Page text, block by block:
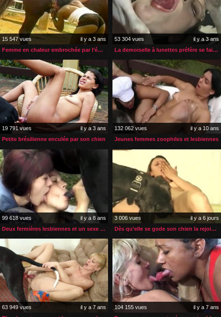
15 547 vues
il y a 3 ans
Femme en chaleur embrochée par l’énorme bite de son cheval
53 304 vues
il y a 3 ans
La demoiselle à lunettes préfère se faire prendre par son chien
19 791 vues
il y a 3 ans
Petite brésilienne enculée par son chien
132 062 vues
il y a 10 ans
Jeunes femmes zoophiles et lesbiennes
99 618 vues
il y a 8 ans
Deux fermières lesbiennes et un sexe de poney
3 006 vues
il y a 6 jours
Dès qu’elle se gode son chien la rejoint pour la faire jouir
63 949 vues
il y a 7 ans
104 155 vues
il y a 7 ans